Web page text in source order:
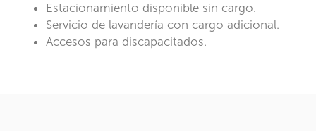
Estacionamiento disponible sin cargo.
Servicio de lavandería con cargo adicional.
Accesos para discapacitados.